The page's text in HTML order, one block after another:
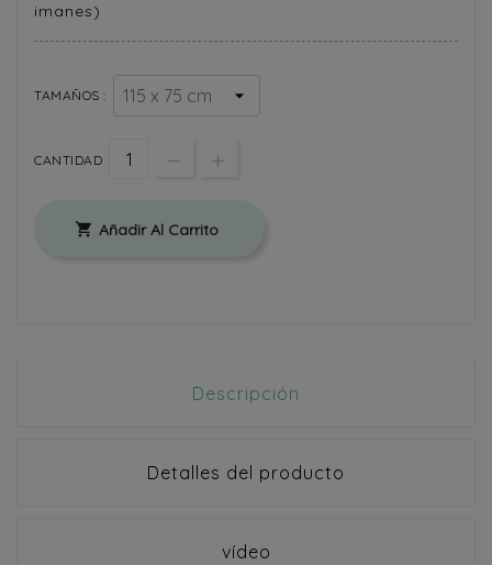
imanes)
TAMAÑOS :
CANTIDAD
 Añadir Al Carrito
Descripción
Detalles del producto
vídeo